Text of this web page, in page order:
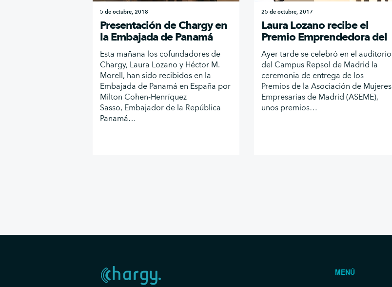
5 de octubre, 2018
Presentación de Chargy en
la Embajada de Panamá
Esta mañana los cofundadores de
Chargy, Laura Lozano y Héctor M.
Morell, han sido recibidos en la
Embajada de Panamá en España por
Milton Cohen-Henríquez
Sasso, Embajador de la República
Panamá…
25 de octubre, 2017
Laura Lozano recibe el
Premio Emprendedora del
Año por CHARGY
Ayer tarde se celebró en el auditorio
del Campus Repsol de Madrid la
ceremonia de entrega de los
Premios de la Asociación de Mujeres
Empresarias de Madrid (ASEME),
unos premios…
MENÚ